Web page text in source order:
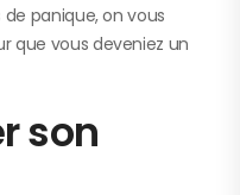
panique, on vous
que vous deveniez un
son